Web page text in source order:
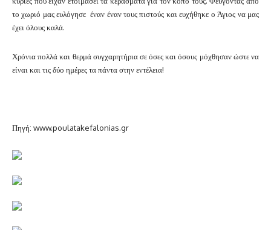
το χωριό μας ευλόγησε έναν έναν τους πιστούς και ευχήθηκε ο Άγιος να μας
έχει όλους καλά.
Χρόνια πολλά και θερμά συγχαρητήρια σε όσες και όσους μόχθησαν ώστε να
είναι και τις δύο ημέρες τα πάντα στην εντέλεια!
Πηγή: www.poulatakefalonias.gr